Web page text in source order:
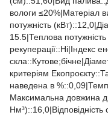
вологи ≤20%|Матеріал
потужність
15.5|Теплова
рекуперації::Ні|Індекс
критеріям
наведена в
Максимальна довжина